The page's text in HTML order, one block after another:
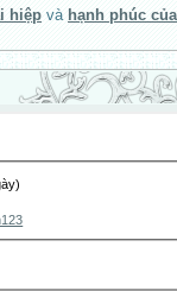
hiệp và hạnh phúc